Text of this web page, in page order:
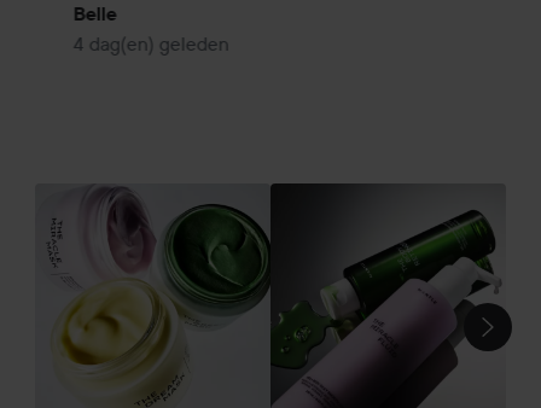
Belle
4 dag(en) geleden
SECTIE OVERSLAAN